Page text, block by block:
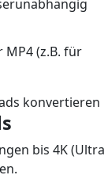
MP4 (z.B. für
bis 4K (Ultra